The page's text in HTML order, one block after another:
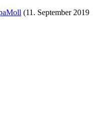
(11. September 2019